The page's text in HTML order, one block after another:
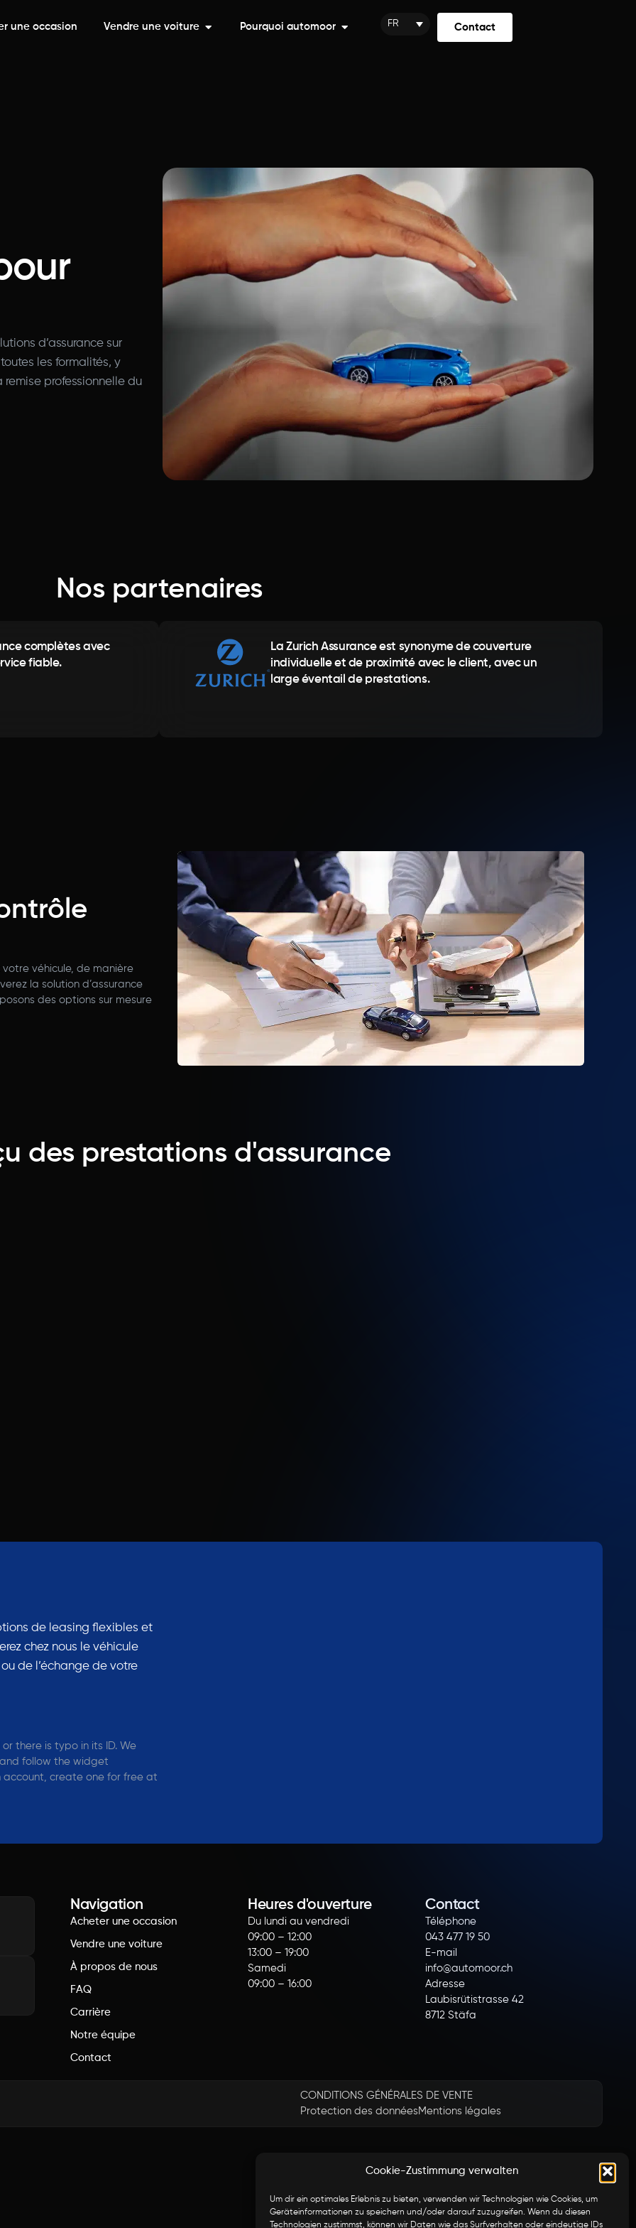
Cookie-Zustimmung verwalten
Um dir ein optimales Erlebnis zu bieten, verwenden wir Technologien wie Cookies, um
Geräteinformationen zu speichern und/oder darauf zuzugreifen. Wenn du diesen
Technologien zustimmst, können wir Daten wie das Surfverhalten oder eindeutige IDs
d’assurance sur
les formalités, y
remise professionnelle du
Nos partenaires
complètes avec
fiable.
La Zurich Assurance est synonyme de couverture
individuelle et de proximité avec le client, avec un
large éventail de prestations.
véhicule, de manière
la solution d’assurance
des options sur mesure
des prestations d'assurance
de leasing flexibles et
chez nous le véhicule
de l’échange de votre
there is typo in its ID. We
and follow the widget
account, create one for free at
Navigation
Acheter une occasion
Vendre une voiture
À propos de nous
FAQ
Carrière
Notre équipe
Contact
Heures d'ouverture
Du lundi au vendredi
09:00 – 12:00
13:00 – 19:00
Samedi
09:00 – 16:00
Contact
Téléphone
043 477 19 50
E-mail
info@automoor.ch
Adresse
Laubisrütistrasse 42
8712 Stäfa
CONDITIONS GÉNÉRALES DE VENTE
Protection des donnéesMentions légales